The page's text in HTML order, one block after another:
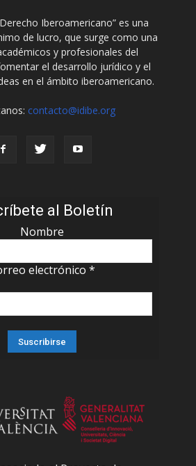
Iberoamericano” es una
de lucro, que surge como una
y profesionales del
el desarrollo jurídico y el
en el ámbito iberoamericano.
contacto@idibe.org
al Boletín
Nombre
electrónico *